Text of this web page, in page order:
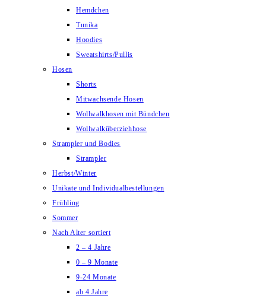
Hemdchen
Tunika
Hoodies
Sweatshirts/Pullis
Hosen
Shorts
Mitwachsende Hosen
Wollwalkhosen mit Bündchen
Wollwalküberziehhose
Strampler und Bodies
Strampler
Herbst/Winter
Unikate und Individualbestellungen
Frühling
Sommer
Nach Alter sortiert
2 – 4 Jahre
0 – 9 Monate
9-24 Monate
ab 4 Jahre